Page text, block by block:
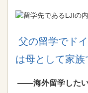
留学先であるLJIの
父の留学でド
は母として家族
――海外留学したい